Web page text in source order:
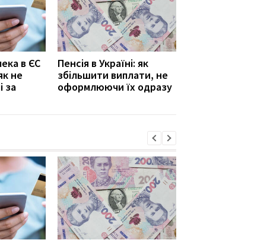
в ЄС
не
за
Пенсія в Україні: як
збільшити виплати, не
оформлюючи їх одразу